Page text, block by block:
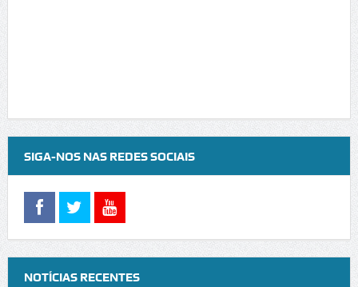
SIGA-NOS NAS REDES SOCIAIS
NOTÍCIAS RECENTES